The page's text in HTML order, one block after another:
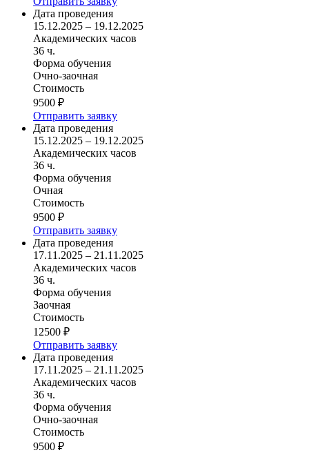
Дата проведения
15.12.2025 – 19.12.2025
Академических часов
36 ч.
Форма обучения
Очно-заочная
Стоимость
9500 ₽
Отправить заявку
Дата проведения
15.12.2025 – 19.12.2025
Академических часов
36 ч.
Форма обучения
Очная
Стоимость
9500 ₽
Отправить заявку
Дата проведения
17.11.2025 – 21.11.2025
Академических часов
36 ч.
Форма обучения
Заочная
Стоимость
12500 ₽
Отправить заявку
Дата проведения
17.11.2025 – 21.11.2025
Академических часов
36 ч.
Форма обучения
Очно-заочная
Стоимость
9500 ₽